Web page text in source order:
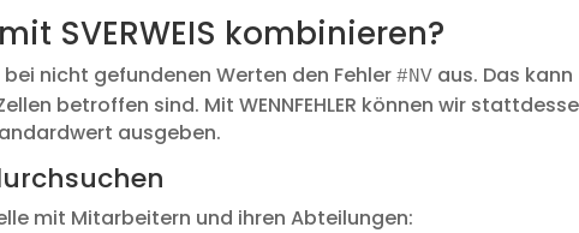
SVERWEIS kombinieren?
bei nicht gefundenen Werten den Fehler#NV aus. Das kann
betroffen sind. Mit WENNFEHLER können wir
ausgeben.
mit Mitarbeitern und ihren Abteilungen: